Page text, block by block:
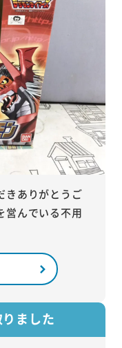
きありがとうご
営んでいる不用
ました